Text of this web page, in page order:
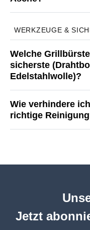
WERKZEUGE &
Welche
sicherste
Edelstahlwolle)?
Wie verhindere
richtige
Jetzt